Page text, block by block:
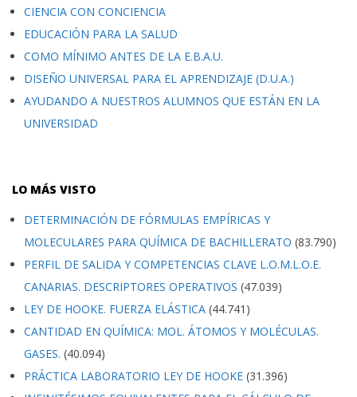
CIENCIA CON CONCIENCIA
EDUCACIÓN PARA LA SALUD
COMO MÍNIMO ANTES DE LA E.B.A.U.
DISEÑO UNIVERSAL PARA EL APRENDIZAJE (D.U.A.)
AYUDANDO A NUESTROS ALUMNOS QUE ESTÁN EN LA
UNIVERSIDAD
LO MÁS VISTO
DETERMINACIÓN DE FÓRMULAS EMPÍRICAS Y
MOLECULARES PARA QUÍMICA DE BACHILLERATO (83.790)
PERFIL DE SALIDA Y COMPETENCIAS CLAVE L.O.M.L.O.E.
CANARIAS. DESCRIPTORES OPERATIVOS (47.039)
LEY DE HOOKE. FUERZA ELÁSTICA (44.741)
CANTIDAD EN QUÍMICA: MOL. ÁTOMOS Y MOLÉCULAS.
GASES. (40.094)
PRÁCTICA LABORATORIO LEY DE HOOKE (31.396)